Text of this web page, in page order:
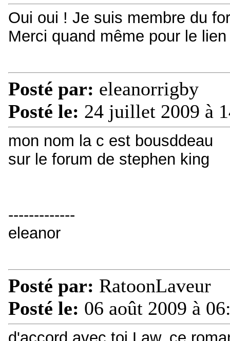
Oui oui ! Je suis membre du
Merci quand même pour le
Posté par: eleanorrigby
Posté le: 24 juillet 2009 à
mon nom la c est bousddeau
sur le forum de stephen king
-------------
eleanor
Posté par: RatoonLaveur
Posté le: 06 août 2009 à